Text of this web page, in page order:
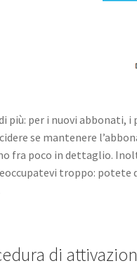
di più: per i nuovi
se mantenere
fra poco in dettaglio.
troppo: potete
di